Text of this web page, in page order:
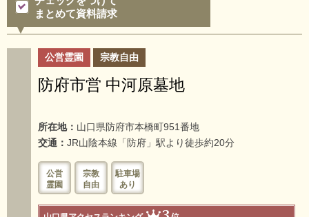
まとめて資料請求
公営霊園 宗教自由
防府市営 中河原墓地
所在地： 山口県防府市本橋町951番地
交通： JR山陰本線「防府」駅より徒歩約20分
公営
霊園
宗教
自由
駐車場
あり